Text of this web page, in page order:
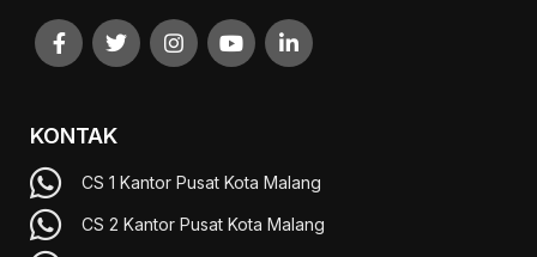
KONTAK
CS 1 Kantor Pusat Kota Malang
CS 2 Kantor Pusat Kota Malang